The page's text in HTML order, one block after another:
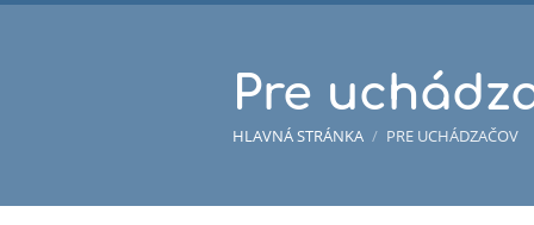
Pre
HLAVNÁ STRÁNKA / PRE UCHÁDZAČOV